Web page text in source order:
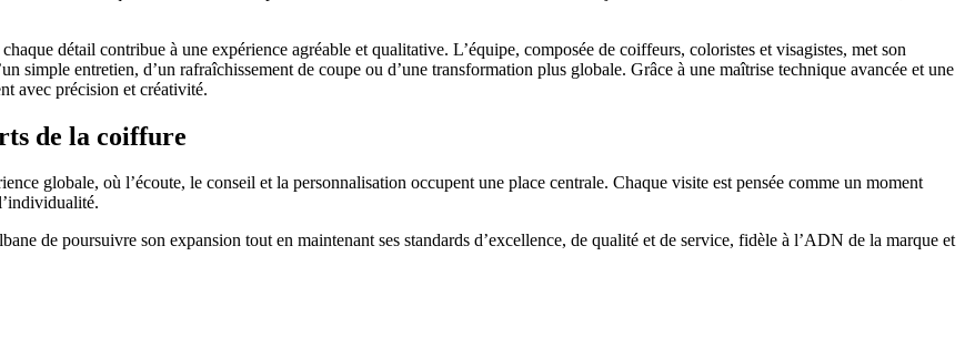
détail contribue à une expérience agréable et qualitative. L’équipe, composée de coiffeurs, coloristes et visagistes, met son
simple entretien, d’un rafraîchissement de coupe ou d’une transformation plus globale. Grâce à une maîtrise technique avancée et une
avec précision et créativité.
de la coiffure
globale, où l’écoute, le conseil et la personnalisation occupent une place centrale. Chaque visite est pensée comme un moment
de poursuivre son expansion tout en maintenant ses standards d’excellence, de qualité et de service, fidèle à l’ADN de la marque et